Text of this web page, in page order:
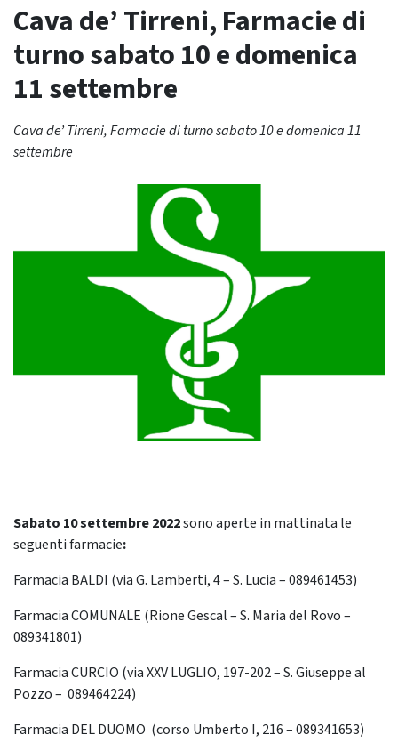
Cava de’ Tirreni, Farmacie di
turno sabato 10 e domenica
11 settembre
Cava de’ Tirreni, Farmacie di turno sabato 10 e domenica 11
settembre
Sabato 10 settembre2022sono aperte in mattinata le
seguenti farmacie:
Farmacia BALDI (via G. Lamberti, 4 – S. Lucia – 089461453)
Farmacia COMUNALE (Rione Gescal – S. Maria del Rovo –
089341801)
Farmacia CURCIO (via XXV LUGLIO, 197-202 – S. Giuseppe al
Pozzo – 089464224)
Farmacia DEL DUOMO (corso Umberto I, 216 – 089341653)